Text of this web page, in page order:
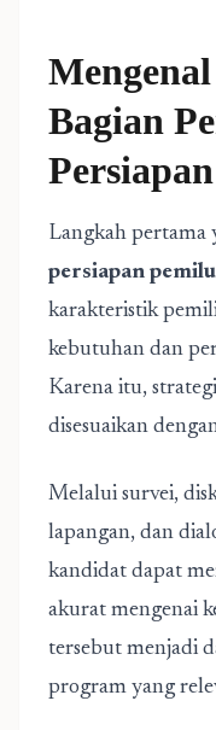
Bagian
Langkah pertama
persiapan
karakteristik
kebutuhan dan
Karena itu,
disesuaikan
Melalui survei,
lapangan, dan
kandidat dapat
akurat mengenai
tersebut menjadi
program yang